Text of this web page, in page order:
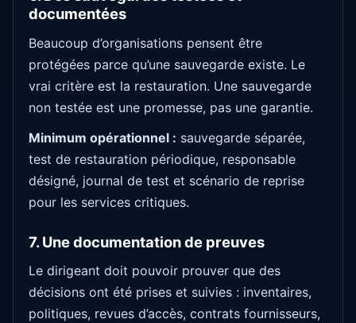
documentées
Beaucoup d’organisations pensent être
protégées parce qu’une sauvegarde existe. Le
vrai critère est la restauration. Une sauvegarde
non testée est une promesse, pas une garantie.
Minimum opérationnel : sauvegarde séparée,
test de restauration périodique, responsable
désigné, journal de test et scénario de reprise
pour les services critiques.
7. Une documentation de preuves
Le dirigeant doit pouvoir prouver que des
décisions ont été prises et suivies : inventaires,
politiques, revues d’accès, contrats fournisseurs,